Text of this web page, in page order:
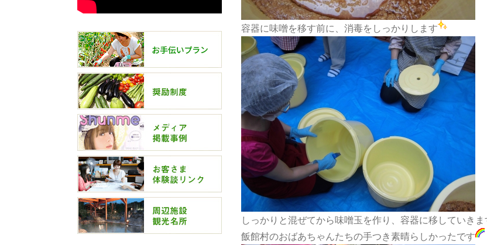
容器に味噌を移す前に、消毒をしっかりします
しっかりと混ぜてから味噌玉を作り、容器に移していきま
飯館村のおばあちゃんたちの手つき素晴らしかったです